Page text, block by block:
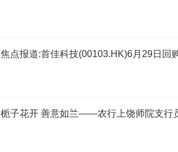
焦点报道:首佳科技(00103.HK)6月29日回
栀子花开 善意如兰——农行上饶师院支行